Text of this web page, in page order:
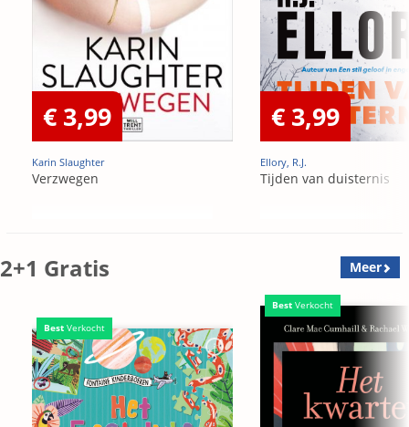
€ 3,99
Karin Slaughter
Verzwegen
€ 3,99
Ellory, R.J.
Tijden van duisternis
2+1 Gratis Meer
Best Verkocht
Best Verkocht